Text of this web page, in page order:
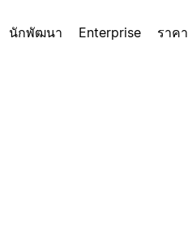
นักพัฒนา Enterprise ราคา